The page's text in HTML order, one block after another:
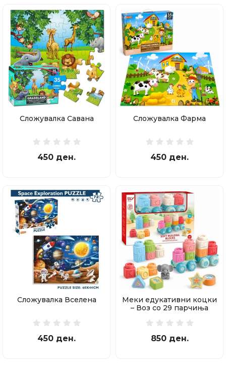
Сложувалка Савана
450 ден.
Сложувалка Фарма
450 ден.
Сложувалка Вселена
450 ден.
Меки едукативни коцки
– Воз со 29 парчиња
850 ден.